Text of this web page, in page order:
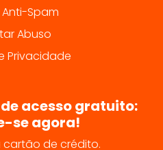
Spam
Abuso
Privacidade
acesso gratuito:
se agora!
cartão de crédito.